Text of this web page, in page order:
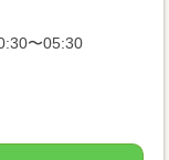
〜05:30